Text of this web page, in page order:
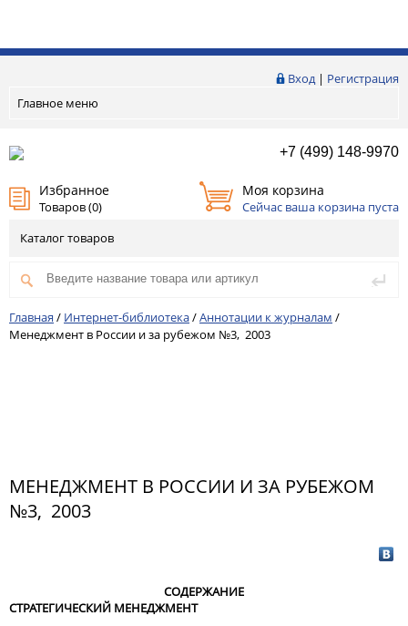
Вход| Регистрация
Главное меню
+7 (499) 148-9970
Избранное
Товаров (0)
Моя корзина
Сейчас ваша корзина пуста
Каталог товаров
Главная / Интернет-библиотека/Аннотации к журналам /
Менеджмент в России и за рубежом №3, 2003
МЕНЕДЖМЕНТ В РОССИИ И ЗА РУБЕЖОМ
№3, 2003
СОДЕРЖАНИЕ
СТРАТЕГИЧЕСКИЙ МЕНЕДЖМЕНТ